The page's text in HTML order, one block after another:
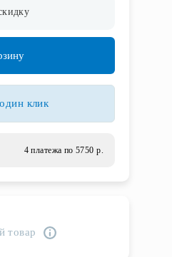
клик
4 платежа по 5750 р.
товар